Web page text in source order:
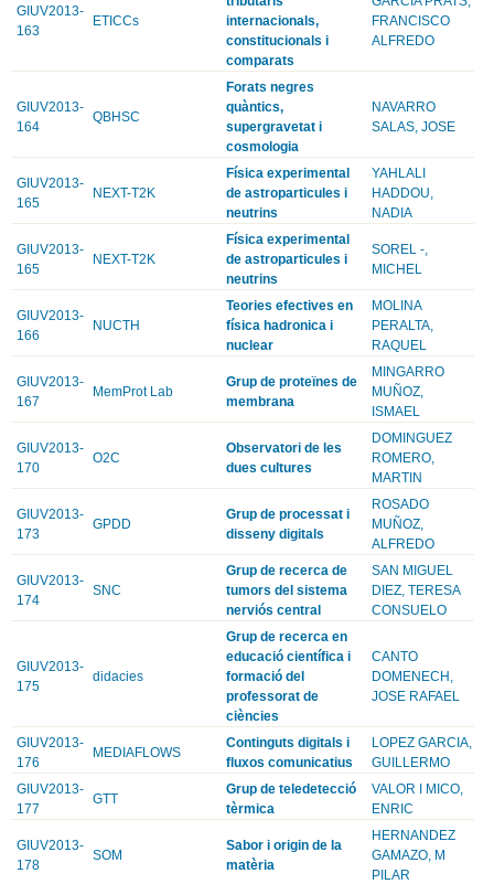
GIUV2013-
163
ETICCs
internacionals,
constitucionals i
comparats
FRANCISCO
ALFREDO
GIUV2013-
164
QBHSC
Forats negres
quàntics,
supergravetat i
cosmologia
NAVARRO
SALAS, JOSE
GIUV2013-
165
NEXT-T2K
Física experimental
de astroparticules i
neutrins
YAHLALI
HADDOU,
NADIA
GIUV2013-
165
NEXT-T2K
Física experimental
de astroparticules i
neutrins
SOREL -,
MICHEL
GIUV2013-
166
NUCTH
Teories efectives en
física hadronica i
nuclear
MOLINA
PERALTA,
RAQUEL
GIUV2013-
167
MemProt Lab
Grup de proteïnes de
membrana
MINGARRO
MUÑOZ,
ISMAEL
GIUV2013-
170
O2C
Observatori de les
dues cultures
DOMINGUEZ
ROMERO,
MARTIN
GIUV2013-
173
GPDD
Grup de processat i
disseny digitals
ROSADO
MUÑOZ,
ALFREDO
GIUV2013-
174
SNC
Grup de recerca de
tumors del sistema
nerviós central
SAN MIGUEL
DIEZ, TERESA
CONSUELO
GIUV2013-
175
didacies
Grup de recerca en
educació científica i
formació del
professorat de
ciències
CANTO
DOMENECH,
JOSE RAFAEL
GIUV2013-
176
MEDIAFLOWS
Continguts digitals i
fluxos comunicatius
LOPEZ GARCIA,
GUILLERMO
GIUV2013-
177
GTT
Grup de teledetecció
tèrmica
VALOR I MICO,
ENRIC
GIUV2013-
178
SOM
Sabor i origin de la
matèria
HERNANDEZ
GAMAZO, M
PILAR